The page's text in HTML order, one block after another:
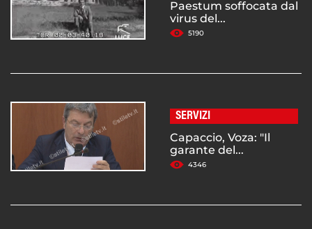
Paestum soffocata dal
virus del...
5190
SERVIZI
Capaccio, Voza: "Il
garante del...
4346